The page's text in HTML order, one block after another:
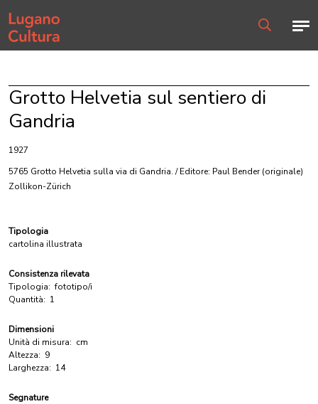
Home page
Grotto Helvetia sul sentiero di
Gandria
1927
5765 Grotto Helvetia sulla via di Gandria. / Editore: Paul Bender (originale)
Zollikon-Zürich
Tipologia
cartolina illustrata
Consistenza rilevata
Tipologia: fototipo/i
Quantità: 1
Dimensioni
Unità di misura: cm
Altezza: 9
Larghezza: 14
Segnature